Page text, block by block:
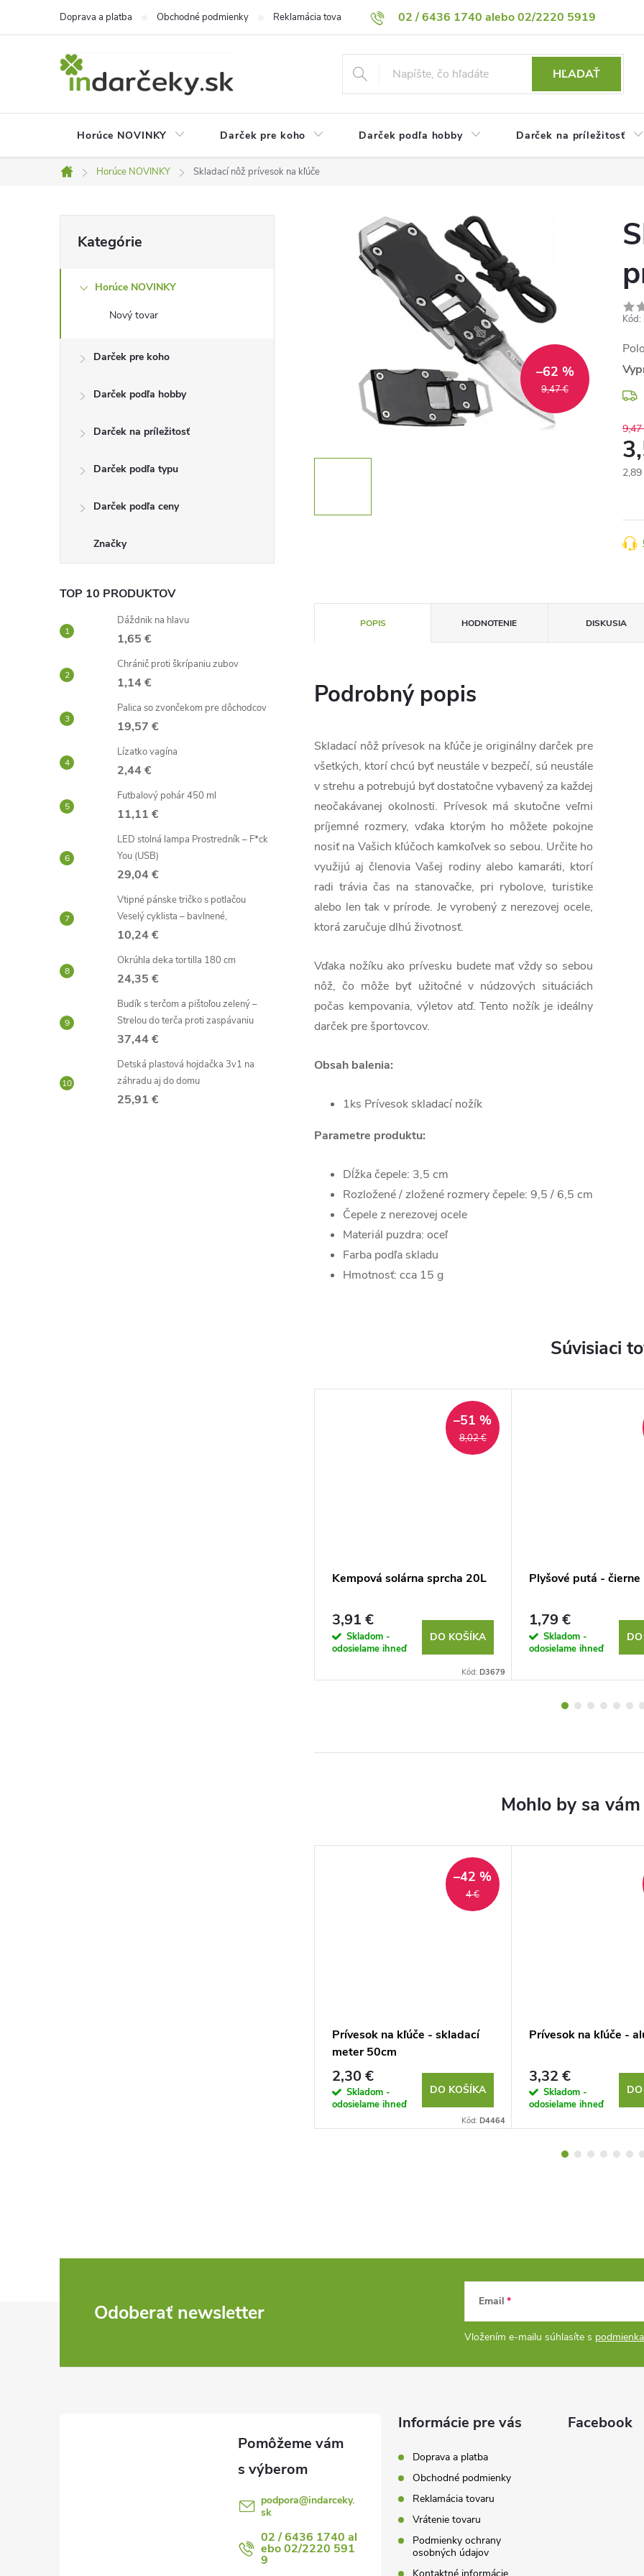
02 / 6436 1740 alebo 02/2220 5919
Doprava a platba Obchodné podmienky Reklamácia tovaru Vrátenie tovaru Podmienky ochrany osobných údajov
HĽADAŤ
Horúce NOVINKY Darček pre koho Darček podľa hobby Darček na príležitosť
Domov
Horúce NOVINKY Skladací nôž prívesok na kľúče
o
n
l
kategórie
Kategórie
Horúce NOVINKY
Nový tovar
Darček pre koho
Darček podľa hobby
Darček na príležitosť
Darček podľa typu
Darček podľa ceny
Značky
TOP 10 PRODUKTOV
Dáždnik na hlavu
1,65 €
Chránič proti škrípaniu zubov
1,14 €
Palica so zvončekom pre dôchodcov
19,57 €
Lízatko vagína
2,44 €
Futbalový pohár 450 ml
11,11 €
LED stolná lampa Prostredník – F*ck
You (USB)
29,04 €
Vtipné pánske tričko s potlačou
Veselý cyklista – bavlnené,
10,24 €
Okrúhla deka tortilla 180 cm
24,35 €
Budík s terčom a pištoľou zelený –
Strelou do terča proti zaspávaniu
37,44 €
Detská plastová hojdačka 3v1 na
záhradu aj do domu
25,91 €
9,47 €
–62 %
Kód:
POPIS HODNOTENIE DISKUSIA
Podrobný popis
Skladací nôž prívesok na kľúče je originálny darček pre
všetkých, ktorí chcú byť neustále v bezpečí, sú neustále
v strehu a potrebujú byť dostatočne vybavený za každej
neočakávanej okolnosti. Prívesok má skutočne veľmi
príjemné rozmery, vďaka ktorým ho môžete pokojne
nosiť na Vašich kľúčoch kamkoľvek so sebou. Určite ho
využijú aj členovia Vašej rodiny alebo kamaráti, ktorí
radi trávia čas na stanovačke, pri rybolove, turistike
alebo len tak v prírode. Je vyrobený z nerezovej ocele,
ktorá zaručuje dlhú životnosť.
Vďaka nožíku ako prívesku budete mať vždy so sebou
nôž, čo môže byť užitočné v núdzových situáciách
počas kempovania, výletov atď. Tento nožík je ideálny
darček pre športovcov.
Obsah balenia:
1ks Prívesok skladací nožík
Parametre produktu:
Dĺžka čepele: 3,5 cm
Rozložené / zložené rozmery čepele: 9,5 / 6,5 cm
Čepele z nerezovej ocele
Materiál puzdra: oceľ
Farba podľa skladu
Hmotnosť: cca 15 g
Súvisiaci
8,02 €
–51 %
Kempová solárna sprcha 20L
3,91 €
Skladom -
odosielame ihneď
DO KOŠÍKA
Kód: D3679
Plyšové putá - čierne
1,79 €
Skladom -
odosielame ihneď
4 €
–42 %
Prívesok na kľúče - skladací
meter 50cm
2,30 €
Skladom -
odosielame ihneď
DO KOŠÍKA
Kód: D4464
Prívesok na kľúče -
3,32 €
Skladom -
odosielame ihneď
Odoberať newsletter Email
Vložením e-mailu súhlasíte s
podpora@indarceky.
sk
02 / 6436 1740 al
ebo 02/2220 591
9
Informácie pre vás
Doprava a platba
Obchodné podmienky
Reklamácia tovaru
Vrátenie tovaru
Podmienky ochrany
osobných údajov
Facebook